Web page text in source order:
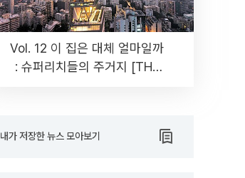
Vol. 12 이 집은 대체 얼마일까
: 슈퍼리치들의 주거지 [THE
내가 저장한 뉴스 모아보기